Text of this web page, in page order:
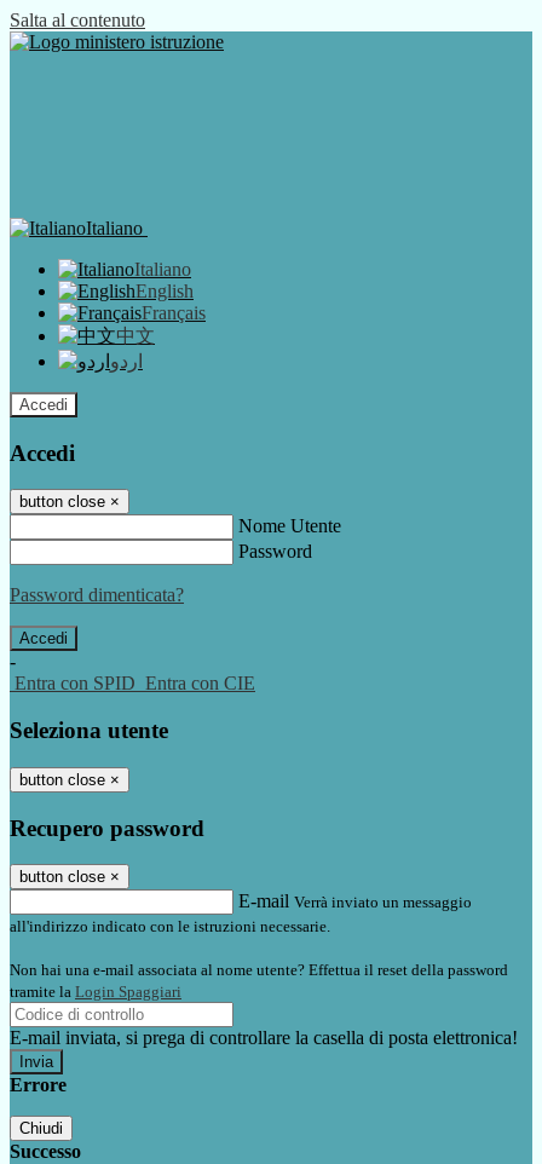
Salta al contenuto
Italiano
Italiano
English
Français
中文
اردو
Accedi
Accedi
button close ×
Nome Utente
Password
Password dimenticata?
-
Entra con SPID Entra con CIE
Seleziona utente
button close ×
Recupero password
button close ×
E-mail Verrà inviato un messaggio
all'indirizzo indicato con le istruzioni necessarie.
Non hai una e-mail associata al nome utente? Effettua il reset della password
tramite la Login Spaggiari
E-mail inviata, si prega di controllare la casella di posta elettronica!
Errore
Chiudi
Successo